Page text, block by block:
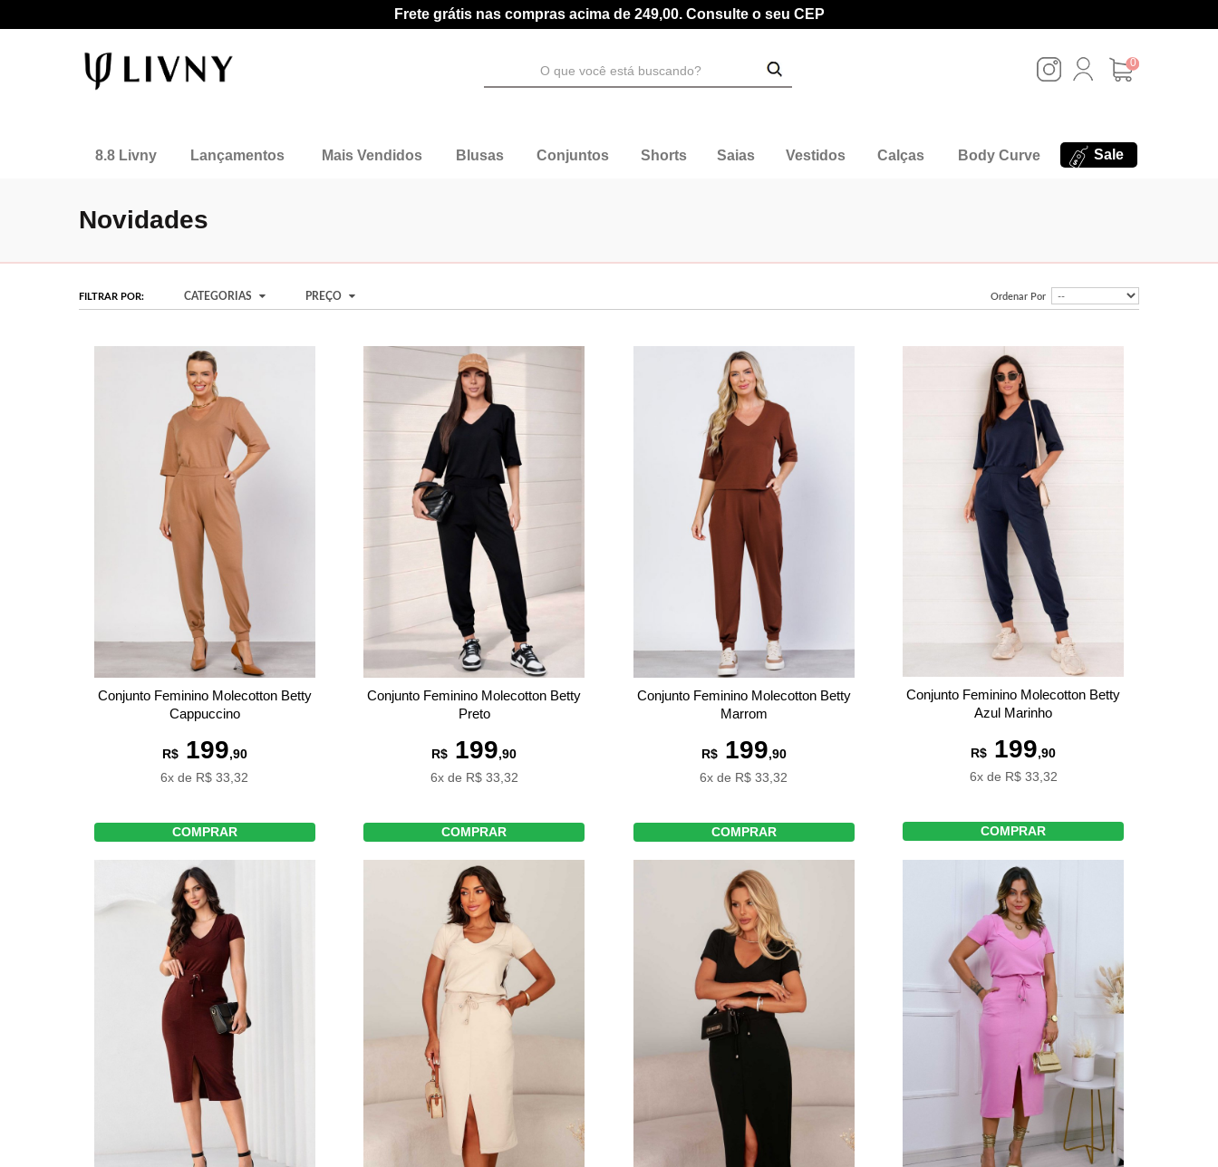
Frete grátis nas compras acima de 249,00. Consulte o seu CEP
0
8.8 Livny Lançamentos Mais Vendidos Blusas Conjuntos Shorts Saias Vestidos Calças Body Curve Sale
Novidades
FILTRAR POR: CATEGORIAS PREÇO Ordenar Por
Conjunto Feminino Molecotton Betty
Cappuccino
R$199,90
6x de R$ 33,32
COMPRAR
Conjunto Feminino Molecotton Betty
Preto
R$ 199,90
6x de R$ 33,32
COMPRAR
Conjunto Feminino Molecotton Betty
Marrom
R$199,90
6x de R$ 33,32
COMPRAR
Conjunto Feminino Molecotton Betty
Azul Marinho
R$ 199,90
6x de R$ 33,32
COMPRAR